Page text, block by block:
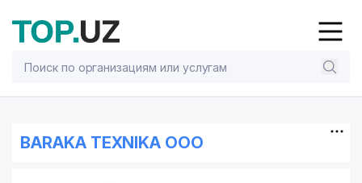
BARAKA TEXNIKA ООО